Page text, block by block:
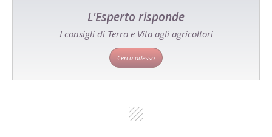
L'Esperto risponde
I consigli di Terra e Vita agli agricoltori
Cerca adesso